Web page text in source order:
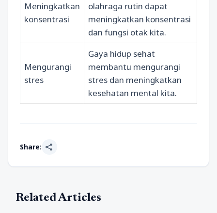
Meningkatkan
konsentrasi
olahraga rutin dapat
meningkatkan konsentrasi
dan fungsi otak kita.
Mengurangi
stres
Gaya hidup sehat
membantu mengurangi
stres dan meningkatkan
kesehatan mental kita.
Share: share
Related Articles